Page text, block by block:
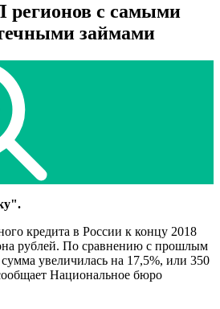
регионов с самыми
займами
кредита в России к концу 2018
рублей. По сравнению с прошлым
увеличилась на 17,5%, или 350
Национальное бюро